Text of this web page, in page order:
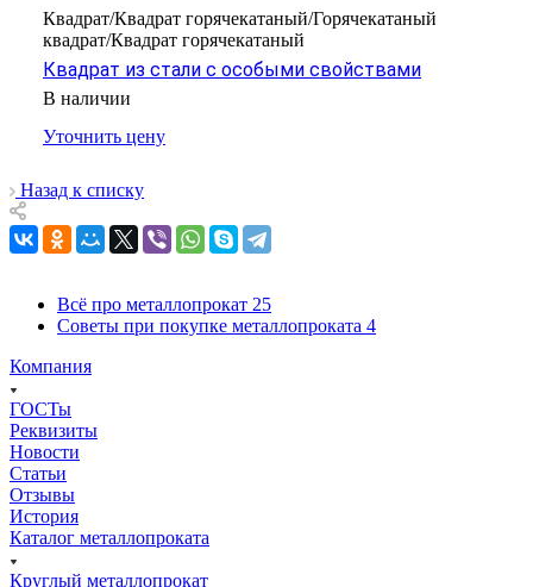
Квадрат/Квадрат горячекатаный/Горячекатаный
квадрат/Квадрат горячекатаный
Квадрат из стали с особыми свойствами
В наличии
Уточнить цену
Назад к списку
Всё про металлопрокат 25
Советы при покупке металлопроката 4
Компания
ГОСТы
Реквизиты
Новости
Статьи
Отзывы
История
Каталог металлопроката
Круглый металлопрокат